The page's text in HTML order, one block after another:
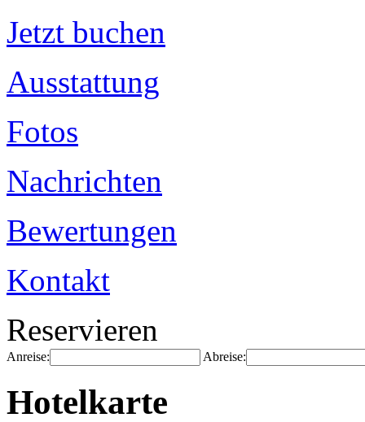
Jetzt buchen
Ausstattung
Fotos
Nachrichten
Bewertungen
Kontakt
Reservieren
Anreise: Abreise:
Hotelkarte